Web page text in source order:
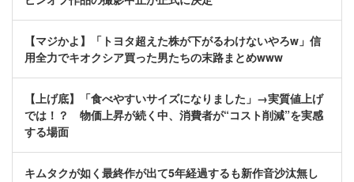
【マジかよ】「トヨタ超えた株が下がるわけないやろw」信
用全力でキオクシア買った男たちの末路まとめwww
【上げ底】「食べやすいサイズになりました」→実質値上げ
では！？ 物価上昇が続く中、消費者が“コスト削減”を実感
する場面
キムタクが如く最終作が出て5年経過するも新作音沙汰無し